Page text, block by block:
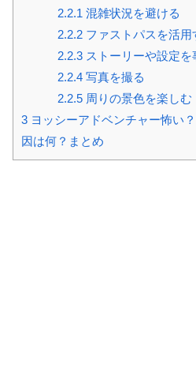
2.2.1 混雑状況を避ける
2.2.2ファストパスを活用
2.2.3ストーリーや設定を
2.2.4写真を撮る
2.2.5周りの景色を楽しむ
3 ヨッシーアドベンチャー怖い
因は何？まとめ